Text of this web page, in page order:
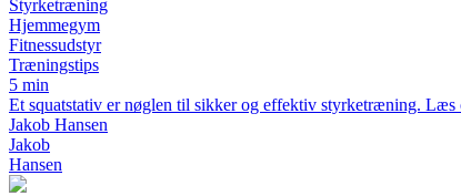
Styrketræning
Hjemmegym
Fitnessudstyr
Træningstips
5 min
Et squatstativ er nøglen til sikker og effektiv styrketræning. Læs
Jakob Hansen
Jakob
Hansen